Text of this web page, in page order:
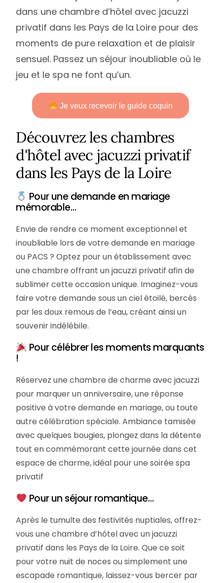
dans une chambre d’hôtel avec jacuzzi
privatif dans les Pays de la Loire pour des
moments de pure relaxation et de plaisir
sensuel. Passez un séjour inoubliable où le
jeu et le spa ne font qu’un.
Je veux recevoir le guide coquin
Découvrez les chambres
d'hôtel avec jacuzzi privatif
dans les Pays de la Loire
Pour une demande en mariage
mémorable…
Envie de rendre ce moment exceptionnel et
inoubliable lors de votre demande en mariage
ou PACS ? Optez pour un établissement avec
une chambre offrant un jacuzzi privatif afin de
sublimer cette occasion unique. Imaginez-vous
faire votre demande sous un ciel étoilé, bercés
par les doux remous de l’eau, créant ainsi un
souvenir indélébile.
Pour célébrer les moments marquants
!
Réservez une chambre de charme avec jacuzzi
pour marquer un anniversaire, une réponse
positive à votre demande en mariage, ou toute
autre célébration spéciale. Ambiance tamisée
avec quelques bougies, plongez dans la détente
tout en commémorant cette journée dans cet
espace de charme, idéal pour une soirée spa
privatif
Pour un séjour romantique…
Après le tumulte des festivités nuptiales, offrez-
vous une chambre d’hôtel avec un jacuzzi
privatif dans les Pays de la Loire. Que ce soit
pour votre nuit de noces ou simplement une
escapade romantique, laissez-vous bercer par
login
Newsletter